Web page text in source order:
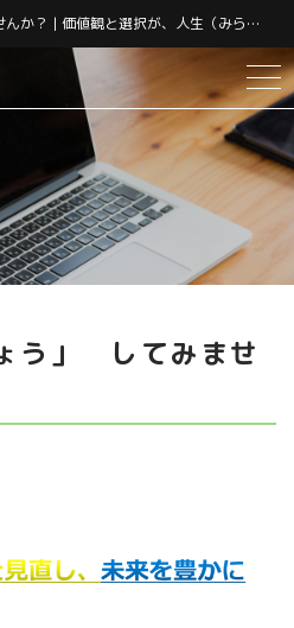
「お金のべんきょう」 してみませんか？ | 価値観と選択が、人生（みらい）をつくる。 そんなあなたの ライフプラン・コンシェルジュ （人生とお金の相談役）｜群馬のファイナンシャルプランナー『FP-office 27』 | 価値観と選択が、人生（みらい）をつくる。 そんなあなたの ライフプラン・コンシェルジュ （人生とお金の相談役）｜群馬のファイナンシャルプランナー『FP-office 27』
の声）
う」 してみませ